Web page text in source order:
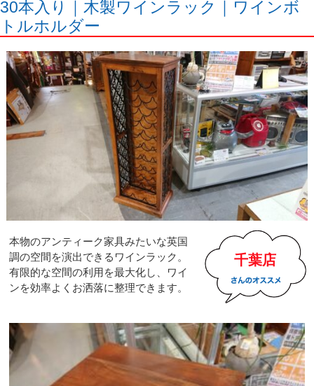
30本入り｜木製ワインラック｜ワインボ
トルホルダー
千葉店
本物のアンティーク家具みたいな英国
調の空間を演出できるワインラック。
有限的な空間の利用を最大化し、ワイ
ンを効率よくお洒落に整理できます。